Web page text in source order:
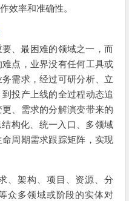
效率和准确性。
、最困难的领域之一，而
点，业界没有任何工具或
需求，经过可研分析、立
投产上线的全过程动态追
、需求的分解演变带来的
构化、统一入口、多领域
周期需求跟踪矩阵，实现
、架构、项目、资源、分
众多领域或阶段的实体对